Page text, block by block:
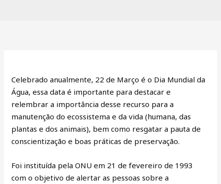
Celebrado anualmente, 22 de Março é o Dia Mundial da
Água, essa data é importante para destacar e
relembrar a importância desse recurso para a
manutenção do ecossistema e da vida (humana, das
plantas e dos animais), bem como resgatar a pauta de
conscientização e boas práticas de preservação.
Foi instituída pela ONU em 21 de fevereiro de 1993
com o objetivo de alertar as pessoas sobre a